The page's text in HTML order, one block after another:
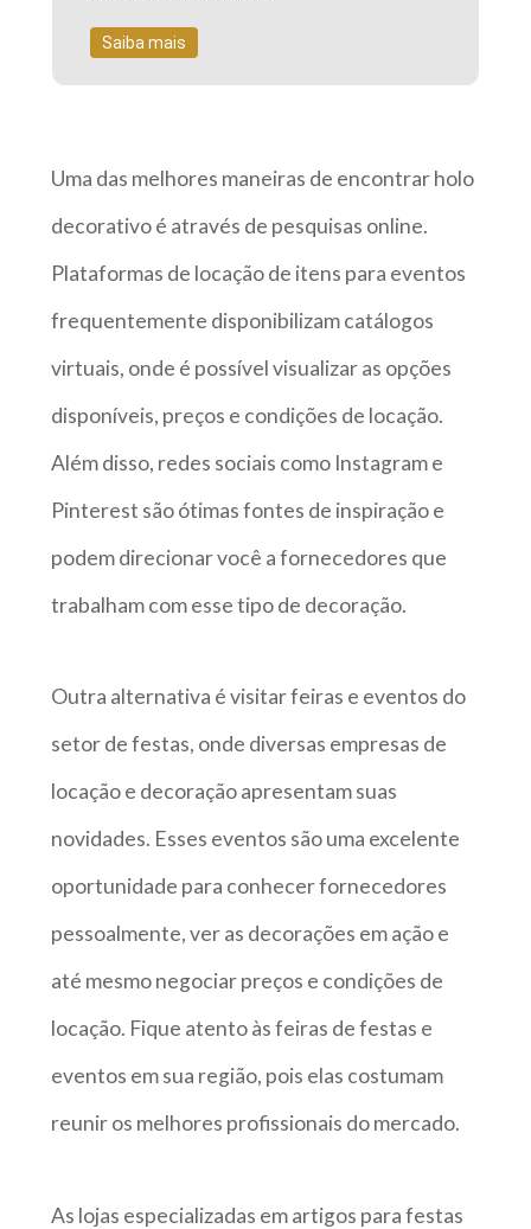
Saiba mais
Uma das melhores maneiras de encontrar holo
decorativo é através de pesquisas online.
Plataformas de locação de itens para eventos
frequentemente disponibilizam catálogos
virtuais, onde é possível visualizar as opções
disponíveis, preços e condições de locação.
Além disso, redes sociais como Instagram e
Pinterest são ótimas fontes de inspiração e
podem direcionar você a fornecedores que
trabalham com esse tipo de decoração.
Outra alternativa é visitar feiras e eventos do
setor de festas, onde diversas empresas de
locação e decoração apresentam suas
novidades. Esses eventos são uma excelente
oportunidade para conhecer fornecedores
pessoalmente, ver as decorações em ação e
até mesmo negociar preços e condições de
locação. Fique atento às feiras de festas e
eventos em sua região, pois elas costumam
reunir os melhores profissionais do mercado.
As lojas especializadas em artigos para festas